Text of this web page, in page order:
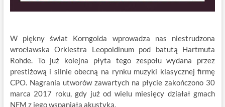
W piękny świat Korngolda wprowadza nas niestrudzona
wrocławska Orkiestra Leopoldinum pod batutą Hartmuta
Rohde. To już kolejna płyta tego zespołu wydana przez
prestiżową i silnie obecną na rynku muzyki klasycznej firmę
CPO. Nagrania utworów zawartych na płycie zakończono 30
marca 2017 roku, gdy już od wielu miesięcy działał gmach
NFM z jego wspaniałą akustyką.